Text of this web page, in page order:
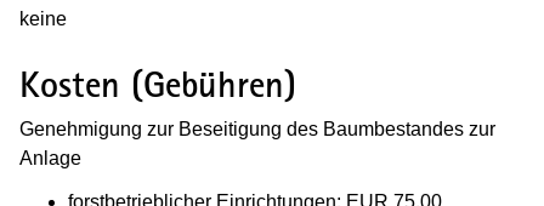
keine
Kosten (Gebühren)
Genehmigung zur Beseitigung des Baumbestandes zur
Anlage
forstbetrieblicher Einrichtungen: EUR 75,00